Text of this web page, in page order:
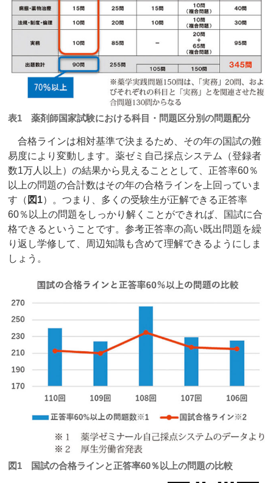
表1 薬剤師国家試験における科目・問題区分別の問題配分
合格ラインは相対基準で決まるため、その年の国試の難
易度により変動します。薬ゼミ自己採点システム（登録者
数1万人以上）の結果から見えることとして、正答率60％
以上の問題の合計数はその年の合格ラインを上回っていま
す（ 図1）。つまり、多くの受験生が正解できる正答率
60％以上の問題をしっかり解くことができれば、国試に合
格できるということです。参考正答率の高い既出問題を繰
り返し学修して、周辺知識も含めて理解できるようにしま
しょう。
図1 国試の合格ラインと正答率60％以上の問題の比較